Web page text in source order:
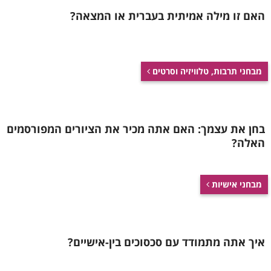
גרד / פריחה בעור– הרגישויות המטרידות
עלולות להשפיע אפילו על עורנו, ולגרום
סיבה.
מעי רגיז (IBS
)– תסמונת שכוללת כאבי בטן
מחלות מעיים דלקתיות (IBD
) – פגיעה
להתפרצותן של המחלות קרוהן או קוליטיס
כיבית. מחלות אלו גורמות להפרעות קשות
במשקל, שבמסגרתה אתם משילים כמה
האם זו מילה אמיתית בעברית או המצאה?
מבחני תרבות, טלוויזיה וסרטים
בחן את עצמך: האם אתה מכיר את הציורים המפורסמים
האלה?
מבחני אישיות
איך אתה מתמודד עם סכסוכים בין-אישיים?